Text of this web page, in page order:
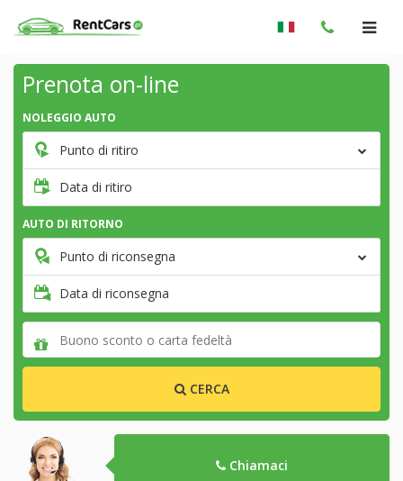
Prenota on-line
NOLEGGIO AUTO
Punto di ritiro
Data di ritiro
AUTO DI RITORNO
Punto di riconsegna
Data di riconsegna
CERCA
Chiamaci